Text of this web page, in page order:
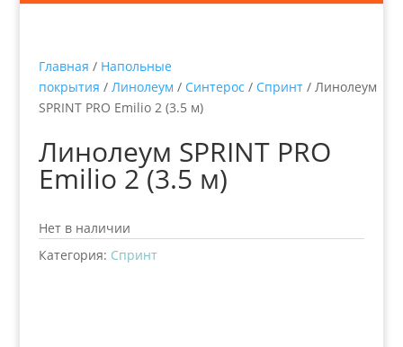
Главная / Напольные
покрытия / Линолеум / Синтерос / Спринт/ Линолеум
SPRINT PRO Emilio 2 (3.5 м)
Линолеум SPRINT PRO
Emilio 2 (3.5 м)
Нет в наличии
Категория: Спринт